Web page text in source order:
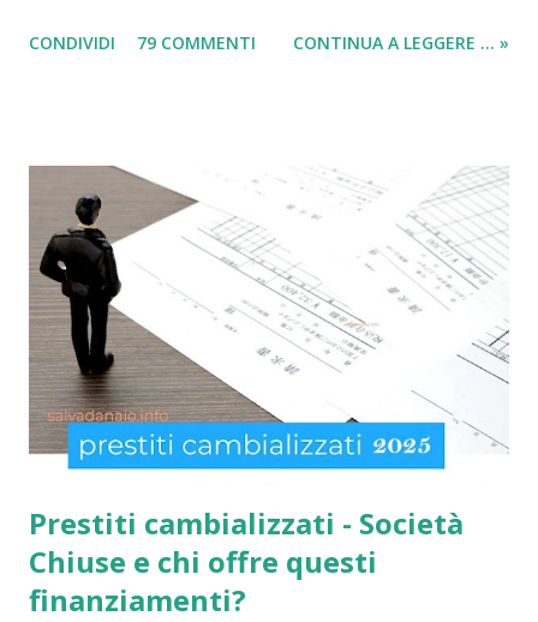
(per il sussidio di 400 euro al mese per nucleo familiare),
con più di 65 anni d'età e minori fino a 3 anni di età. Infatti
come indicato per quest’ultimi è necessario fare domanda
per la social card acquisti straordinaria ). Per chi non lo
sapesse, tutto è gestito e determinato in base alle norme
imposte con la nuova legge di aiuto e sostegno per le
famiglie italiane. Ricordo che le domande potranno essere
presentate da tutti i cittadini italiani, cittadini comunitari e
anche extracom...
CONDIVIDI 79 COMMENTI CONTINUA A LEGGERE ... »
Prestiti cambializzati - Società
Chiuse e chi offre questi
finanziamenti?